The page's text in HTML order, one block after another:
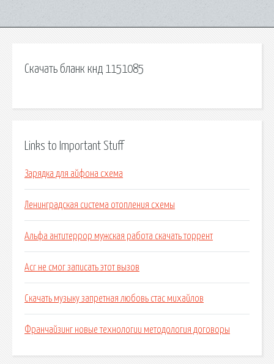
Скачать бланк кнд 1151085
Links to Important Stuff
Зарядка для айфона схема
Ленинградская система отопления схемы
Альфа антитеррор мужская работа скачать торрент
Acr не смог записать этот вызов
Скачать музыку запретная любовь стас михайлов
Франчайзинг новые технологии методология договоры